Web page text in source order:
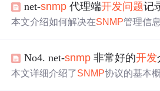
w、trapsink等，实现subagent模式
同时，讲解了Snmpset命令的使用
net-snmp 代理端开发问题记
本文介绍如何解决在SNMP管理信
提供了具体的代码实现及解决方案
No4. net-snmp 非常好的开发
本文详细介绍了SNMP协议的基本